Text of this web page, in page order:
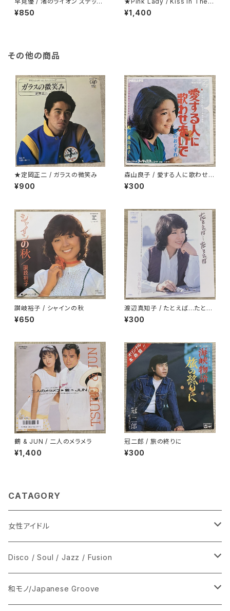
ー・シート付
¥850
ark 折り返し歌詞カード付
¥1,400
その他の商品
★定岡正二 / ガラスの微笑み
¥900
森山良子 / 愛する人に歌わせな
いで
¥300
讃岐裕子 / シャインの秋
¥650
渡辺真知子 / たとえば…たとえ
ば
¥300
鶴 & JUN / 二人のメラメラ
¥1,400
冠二郎 / 旅の終りに
¥300
CATAGORY
女性アイドル
シングル盤
あ行
LP
Disco / Soul / Jazz / Fusion
シングル盤
和モノ/Japanese Groove